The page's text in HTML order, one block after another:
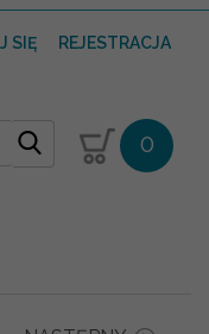
SIĘ REJESTRACJA
0